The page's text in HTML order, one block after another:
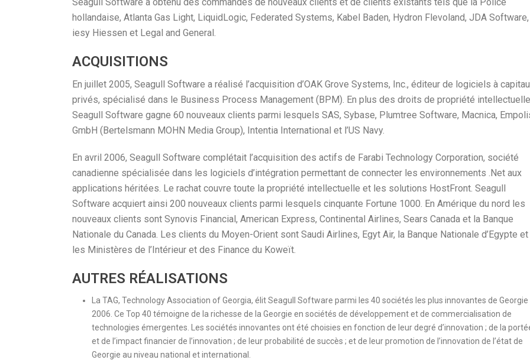
hollandaise, Atlanta Gas Light, LiquidLogic, Federated Systems, Kabel Baden, Hydron Flevoland, JDA Software,
iesy Hiessen et Legal and General.
ACQUISITIONS
En juillet 2005, Seagull Software a réalisé l’acquisition d’OAK Grove Systems, Inc., éditeur de logiciels à
privés, spécialisé dans le Business Process Management (BPM). En plus des droits de propriété
Seagull Software gagne 60 nouveaux clients parmi lesquels SAS, Sybase, Plumtree Software, Macnica,
GmbH (Bertelsmann MOHN Media Group), Intentia International et l’US Navy.
En avril 2006, Seagull Software complétait l’acquisition des actifs de Farabi Technology Corporation, société
canadienne spécialisée dans les logiciels d’intégration permettant de connecter les environnements .Net aux
applications héritées. Le rachat couvre toute la propriété intellectuelle et les solutions HostFront. Seagull
Software acquiert ainsi 200 nouveaux clients parmi lesquels cinquante Fortune 1000. En Amérique du nord les
nouveaux clients sont Synovis Financial, American Express, Continental Airlines, Sears Canada et la Banque
Nationale du Canada. Les clients du Moyen-Orient sont Saudi Airlines, Egyt Air, la Banque Nationale d’Egypte et
les Ministères de l’Intérieur et des Finance du Koweït.
AUTRES RÉALISATIONS
La TAG, Technology Association of Georgia, élit Seagull Software parmi les 40 sociétés les plus innovantes de Georgie
2006. Ce Top 40 témoigne de la richesse de la Georgie en sociétés de développement et de commercialisation de
technologies émergentes. Les sociétés innovantes ont été choisies en fonction de leur degré d’innovation ; de la
et de l’impact financier de l’innovation ; de leur probabilité de succès ; et de leur promotion de l’innovation de l’état de
Georgie au niveau national et international.